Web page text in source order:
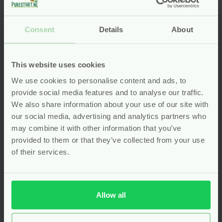
Consent Details About
This website uses cookies
We use cookies to personalise content and ads, to
provide social media features and to analyse our traffic.
We also share information about your use of our site with
our social media, advertising and analytics partners who
may combine it with other information that you’ve
provided to them or that they’ve collected from your use
of their services.
Allow all
Vrijen na de bevalling. Wanneer
kan dat weer?
Vrijen na de bevalling. Wanneer kan dat weer? En wat